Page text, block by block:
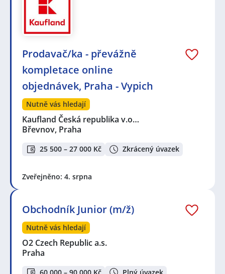
Prodavač/ka - převážně
kompletace online
objednávek, Praha - Vypich
Nutně vás hledají
Kaufland Česká republika v.o…
Břevnov, Praha
25 500 – 27 000 Kč Zkrácený úvazek
Zveřejněno: 4. srpna
Obchodník Junior (m/ž)
Nutně vás hledají
O2 Czech Republic a.s.
Praha